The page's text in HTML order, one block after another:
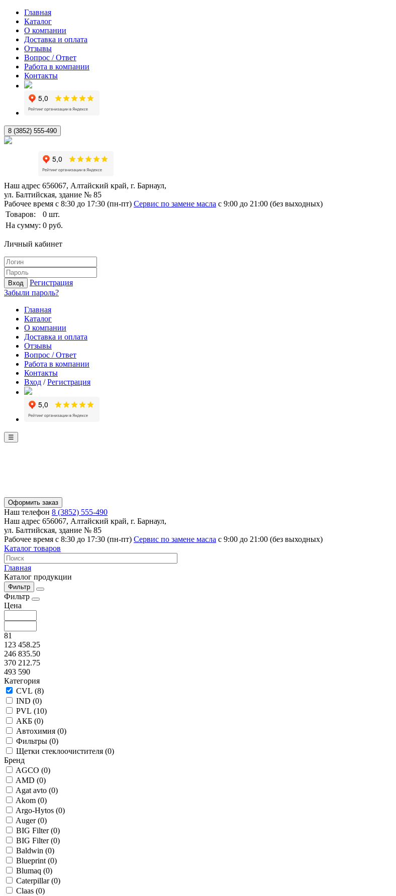
Главная
Каталог
О компании
Доставка и оплата
Отзывы
Вопрос / Ответ
Работа в компании
Контакты
8 (3852) 555-490
Наш адрес 656067, Алтайский край, г. Барнаул,
ул. Балтийская, здание № 85
Рабочее время с 8:30 до 17:30 (пн-пт) Сервис по замене масла с 9:00 до 21:00 (без выходных)
Товаров:
0 шт.
На сумму: 0 руб.
Личный кабинет
Вход
Регистрация
Забыли пароль?
Главная
Каталог
О компании
Доставка и оплата
Отзывы
Вопрос / Ответ
Работа в компании
Контакты
Вход /Регистрация
☰
Оформить заказ
Наш телефон 8 (3852) 555-490
Наш адрес 656067, Алтайский край, г. Барнаул,
ул. Балтийская, здание № 85
Рабочее время с 8:30 до 17:30 (пн-пт) Сервис по замене масла с 9:00 до 21:00 (без выходных)
Каталог товаров
Главная
Каталог продукции
Фильтр
Фильтр
Цена
81
123 458.25
246 835.50
370 212.75
493 590
Категория
CVL (8)
IND (0)
PVL (10)
АКБ (0)
Автохимия (0)
Фильтры (0)
Щетки стеклоочистителя (0)
Бренд
AGCO (0)
AMD (0)
Agat avto (0)
Akom (0)
Argo-Hytos (0)
Auger (0)
BIG Filter (0)
BIG Filter (0)
Baldwin (0)
Blueprint (0)
Blumaq (0)
Caterpillar (0)
Claas (0)